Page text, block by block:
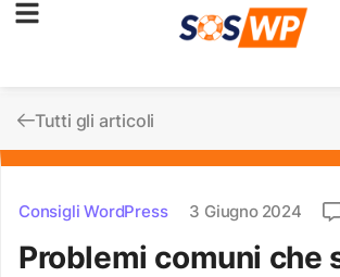
Tutti gli articoli
Consigli WordPress 3 Giugno 2024
Problemi comuni che